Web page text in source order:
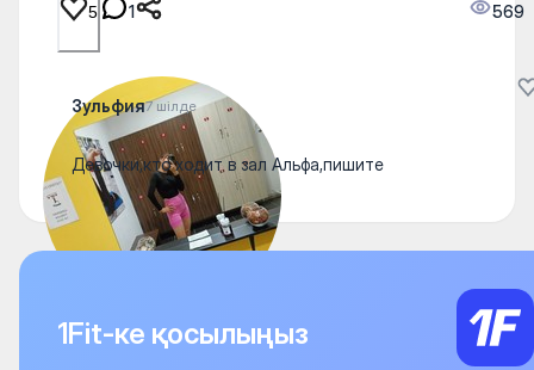
5 1 569
Зульфия7 шілде
Девочки,кто ходит в зал Альфа,пишите
1Fit-ке қосылыңыз